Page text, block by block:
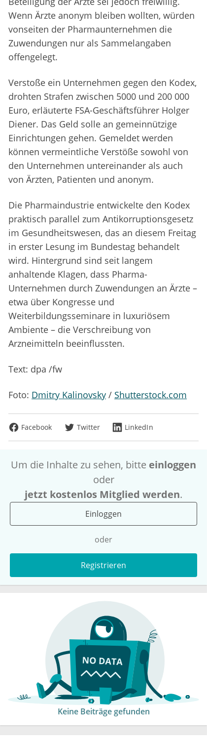
Wenn Ärzte anonym bleiben wollten, würden
vonseiten der Pharmaunternehmen die
Zuwendungen nur als Sammelangaben
offengelegt.
Verstoße ein Unternehmen gegen den Kodex,
drohten Strafen zwischen 5000 und 200 000
Euro, erläuterte FSA-Geschäftsführer Holger
Diener. Das Geld solle an gemeinnützige
Einrichtungen gehen. Gemeldet werden
können vermeintliche Verstöße sowohl von
den Unternehmen untereinander als auch
von Ärzten, Patienten und anonym.
Die Pharmaindustrie entwickelte den Kodex
praktisch parallel zum Antikorruptionsgesetz
im Gesundheitswesen, das an diesem Freitag
in erster Lesung im Bundestag behandelt
wird. Hintergrund sind seit langem
anhaltende Klagen, dass Pharma-
Unternehmen durch Zuwendungen an Ärzte –
etwa über Kongresse und
Weiterbildungsseminare in luxuriösem
Ambiente – die Verschreibung von
Arzneimitteln beeinflussten.
Text: dpa /fw
Foto: Dmitry Kalinovsky / Shutterstock.com
Facebook Twitter LinkedIn
Um die Inhalte zu sehen, bitte einloggen
oder
jetzt kostenlos Mitglied werden.
Einloggen
oder
Registrieren
Keine Beiträge gefunden